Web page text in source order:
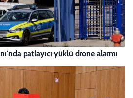
patlayıcı yüklü drone alarmı